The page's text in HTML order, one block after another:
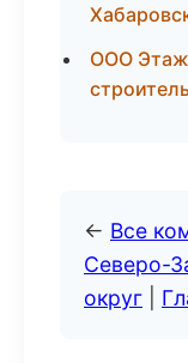
ООО Этаж
← Все
Северо-
округ